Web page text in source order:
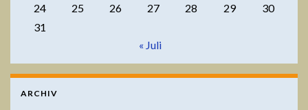
24
25 26 27 28 29
30
31
« Juli
ARCHIV